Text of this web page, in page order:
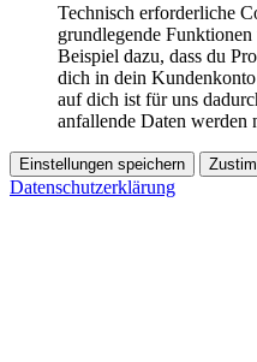
Technisch erforderliche
grundlegende
Beispiel dazu, dass du
dich in dein
auf dich ist für uns
anfallende Daten werden
Einstellungen speichern
Datenschutzerklärung